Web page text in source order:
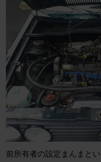
前所有者の設定まんまと